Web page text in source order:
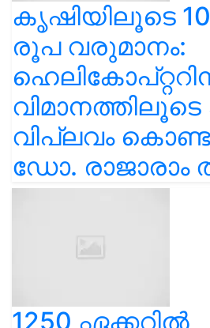
കൃഷിയിലൂടെ
രൂപ വരുമാനം:
വിപ്ലവം
ഡോ. രാജാരാം
1250 ഏക്കറിൽ